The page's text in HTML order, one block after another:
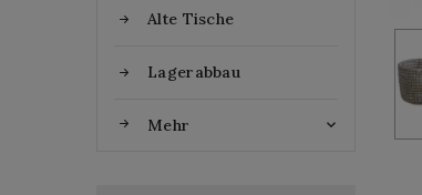
Alte Tische
Lagerabbau
Mehr 